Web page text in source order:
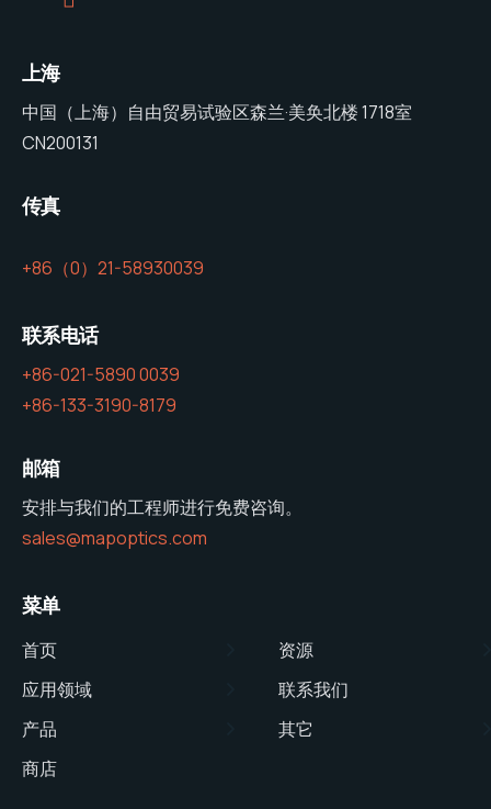
上海
中国（上海）自由贸易试验区森兰·美奂北楼 1718室
CN200131
传真
+86（0）21-58930039
联系电话
+86-021-5890 0039
+86-133-3190-8179
邮箱
安排与我们的工程师进行免费咨询。
sales@mapoptics.com
菜单
首页
应用领域
产品
商店
资源
联系我们
其它